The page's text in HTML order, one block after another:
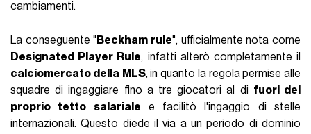
cambiamenti.
La conseguente " Beckham rule", ufficialmente nota come
Designated Player Rule, infatti alterò completamente il
calciomercato della MLS, in quanto la regola permise alle
squadre di ingaggiare fino a tre giocatori al di fuori del
proprio tetto salariale e facilitò l'ingaggio di stelle
internazionali. Questo diede il via a un periodo di dominio